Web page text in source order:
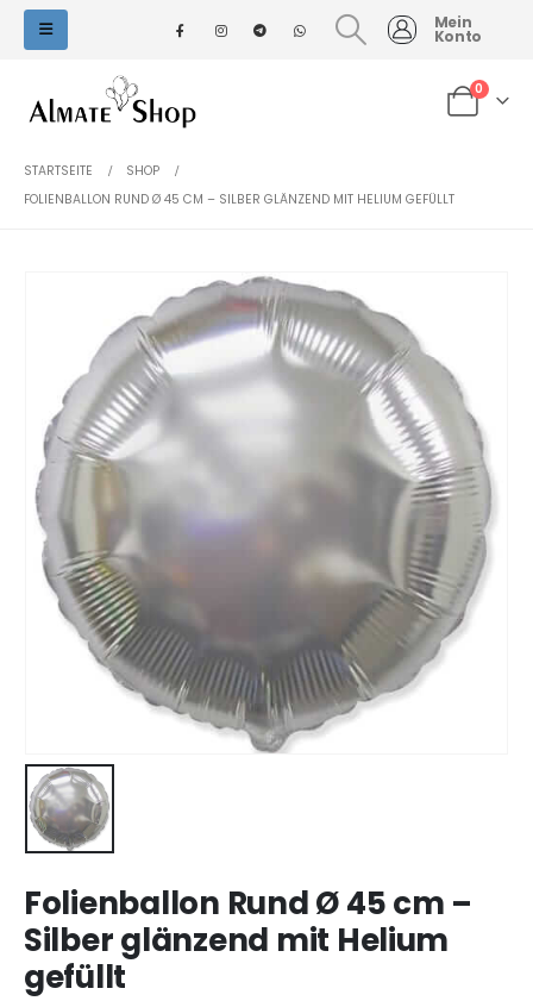
Mein
Konto
0
STARTSEITE
SHOP
FOLIENBALLON RUND Ø 45 CM – SILBER GLÄNZEND MIT HELIUM GEFÜLLT
Folienballon Rund Ø 45 cm –
Silber glänzend mit Helium
gefüllt